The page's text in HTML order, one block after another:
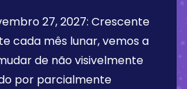
27, 2027: Crescente
cada mês lunar, vemos a
de não visivelmente
por parcialmente